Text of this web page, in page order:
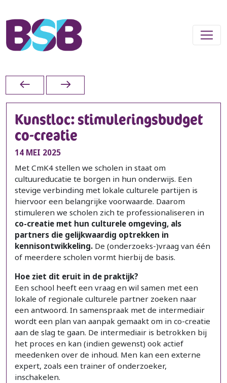
Kunstloc: stimuleringsbudget
co-creatie
14 MEI 2025
Met CmK4 stellen we scholen in staat om
cultuureducatie te borgen in hun onderwijs. Een
stevige verbinding met lokale culturele partijen is
hiervoor een belangrijke voorwaarde. Daarom
stimuleren we scholen zich te professionaliseren in
co-creatie met hun culturele omgeving, als
partners die gelijkwaardig optrekken in
kennisontwikkeling. De (onderzoeks-)vraag van één
of meerdere scholen vormt hierbij de basis.
Hoe ziet dit eruit in de praktijk?
Een school heeft een vraag en wil samen met een
lokale of regionale culturele partner zoeken naar
een antwoord. In samenspraak met de intermediair
wordt een plan van aanpak gemaakt om in co-creatie
aan de slag te gaan. De intermediair is betrokken bij
het proces en kan (indien gewenst) ook actief
meedenken over de inhoud. Men kan een externe
expert, zoals een trainer of onderzoeker,
inschakelen.